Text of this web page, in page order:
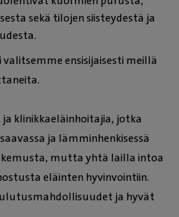
sekä tilojen siisteydestä ja
ensisijaisesti meillä
klinikkaeläinhoitajia, jotka
ja lämminhenkisessä
mutta yhtä lailla intoa
eläinten hyvinvointiin.
ja hyvät